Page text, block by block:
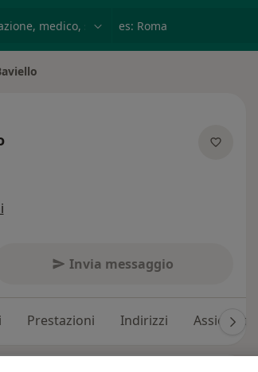
Invia messaggio
Prestazioni Indirizzi